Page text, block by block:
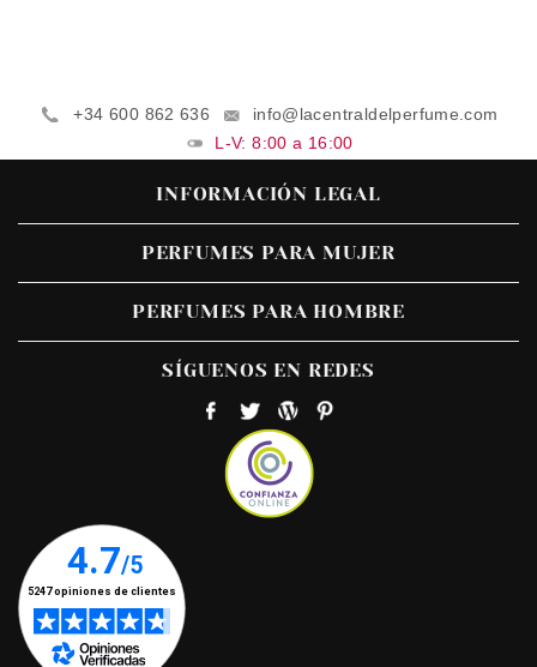
+34 600 862 636
info@lacentraldelperfume.com
L-V: 8:00 a 16:00
INFORMACIÓN LEGAL
PERFUMES PARA MUJER
PERFUMES PARA HOMBRE
SÍGUENOS EN REDES